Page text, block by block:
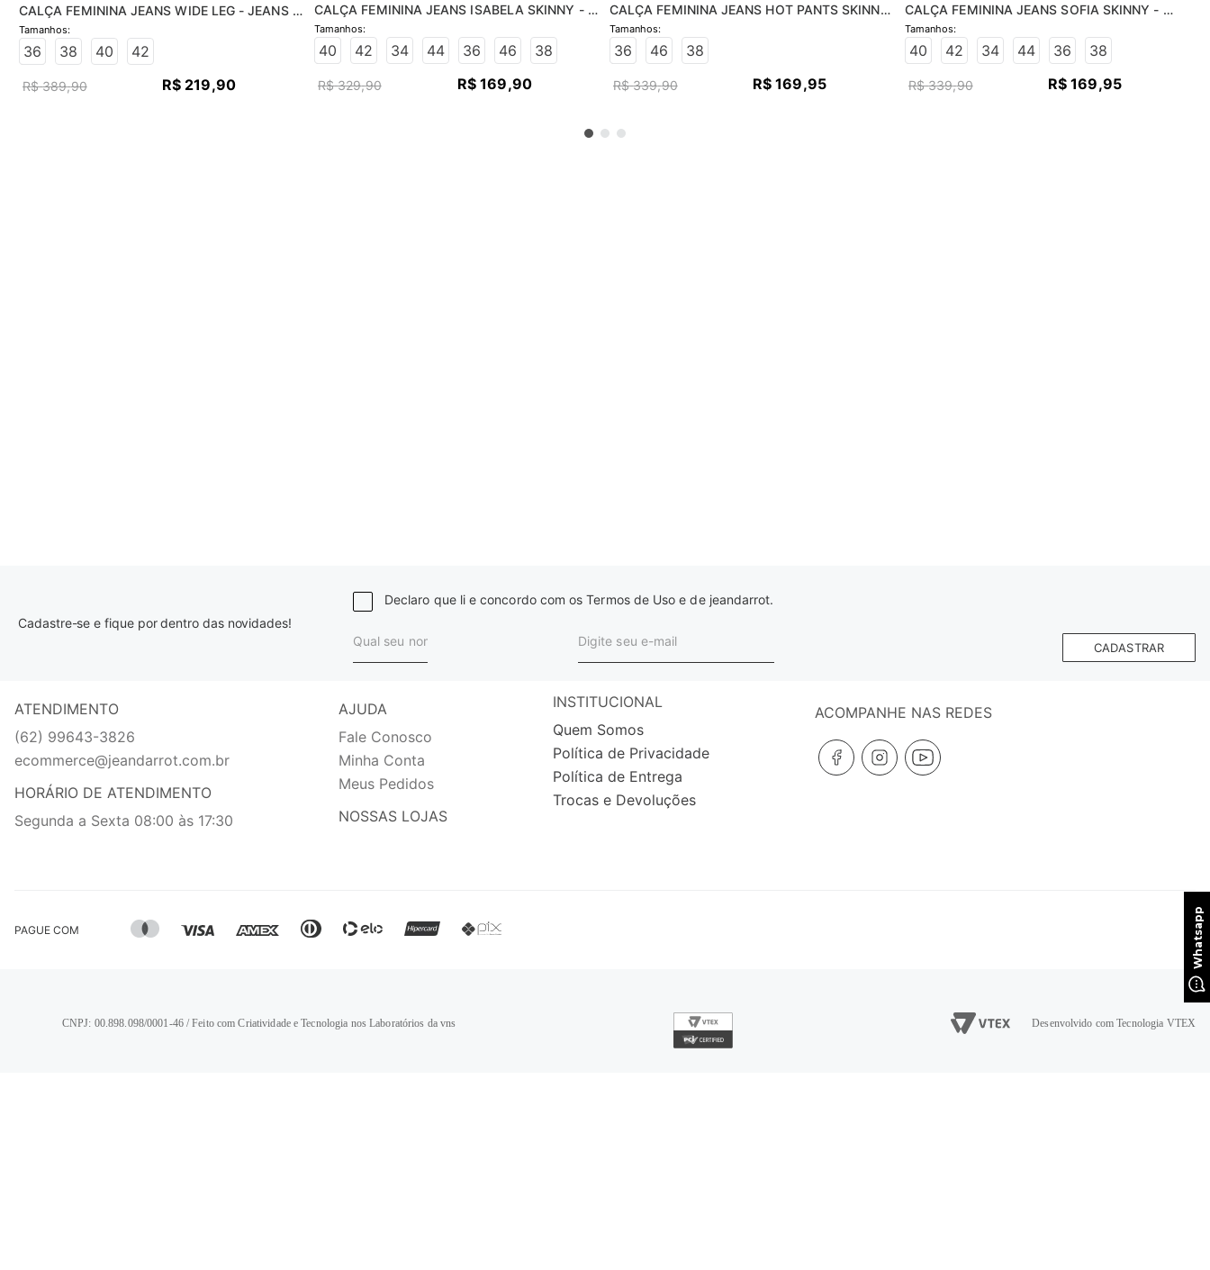
CALÇA FEMININA JEANS WIDE LEG - JEANS
CLARO
36 38 40 42
R$ 389,90 R$ 219,90
CALÇA FEMININA JEANS ISABELA SKINNY -
JEANS MÉDIO
40 42 34 44 36 46 38
R$ 329,90 R$ 169,90
CALÇA FEMININA JEANS HOT PANTS SKINNY
- JEANS ESCURO
36 46 38
R$ 339,90 R$ 169,95
CALÇA FEMININA JEANS SOFIA SKINNY -
JEANS ESCURO
40 42 34 44 36 38
R$ 339,90 R$ 169,95
Cadastre-se e fique por dentro das novidades!
Declaro que li e concordo com os Termos de Uso e de jeandarrot.
CADASTRAR
ATENDIMENTO
(62) 99643-3826
ecommerce@jeandarrot.com.br
HORÁRIO DE ATENDIMENTO
Segunda a Sexta 08:00 às 17:30
AJUDA
Fale Conosco
Minha Conta
Meus Pedidos
NOSSAS LOJAS
INSTITUCIONAL
Quem Somos
Política de Privacidade
Política de Entrega
Trocas e Devoluções
ACOMPANHE NAS REDES
PAGUE COM
CNPJ: 00.898.098/0001-46 / Feito com Criatividade e Tecnologia nos Laboratórios da vns Desenvolvido com Tecnologia VTEX